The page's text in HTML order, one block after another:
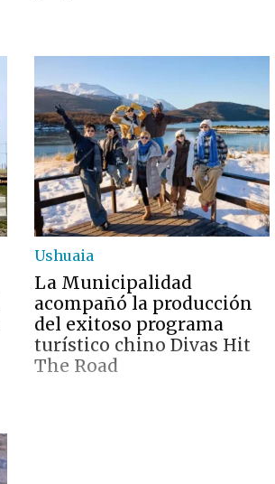
Ushuaia
La Municipalidad
acompañó la producción
del exitoso programa
turístico chino Divas Hit
The Road